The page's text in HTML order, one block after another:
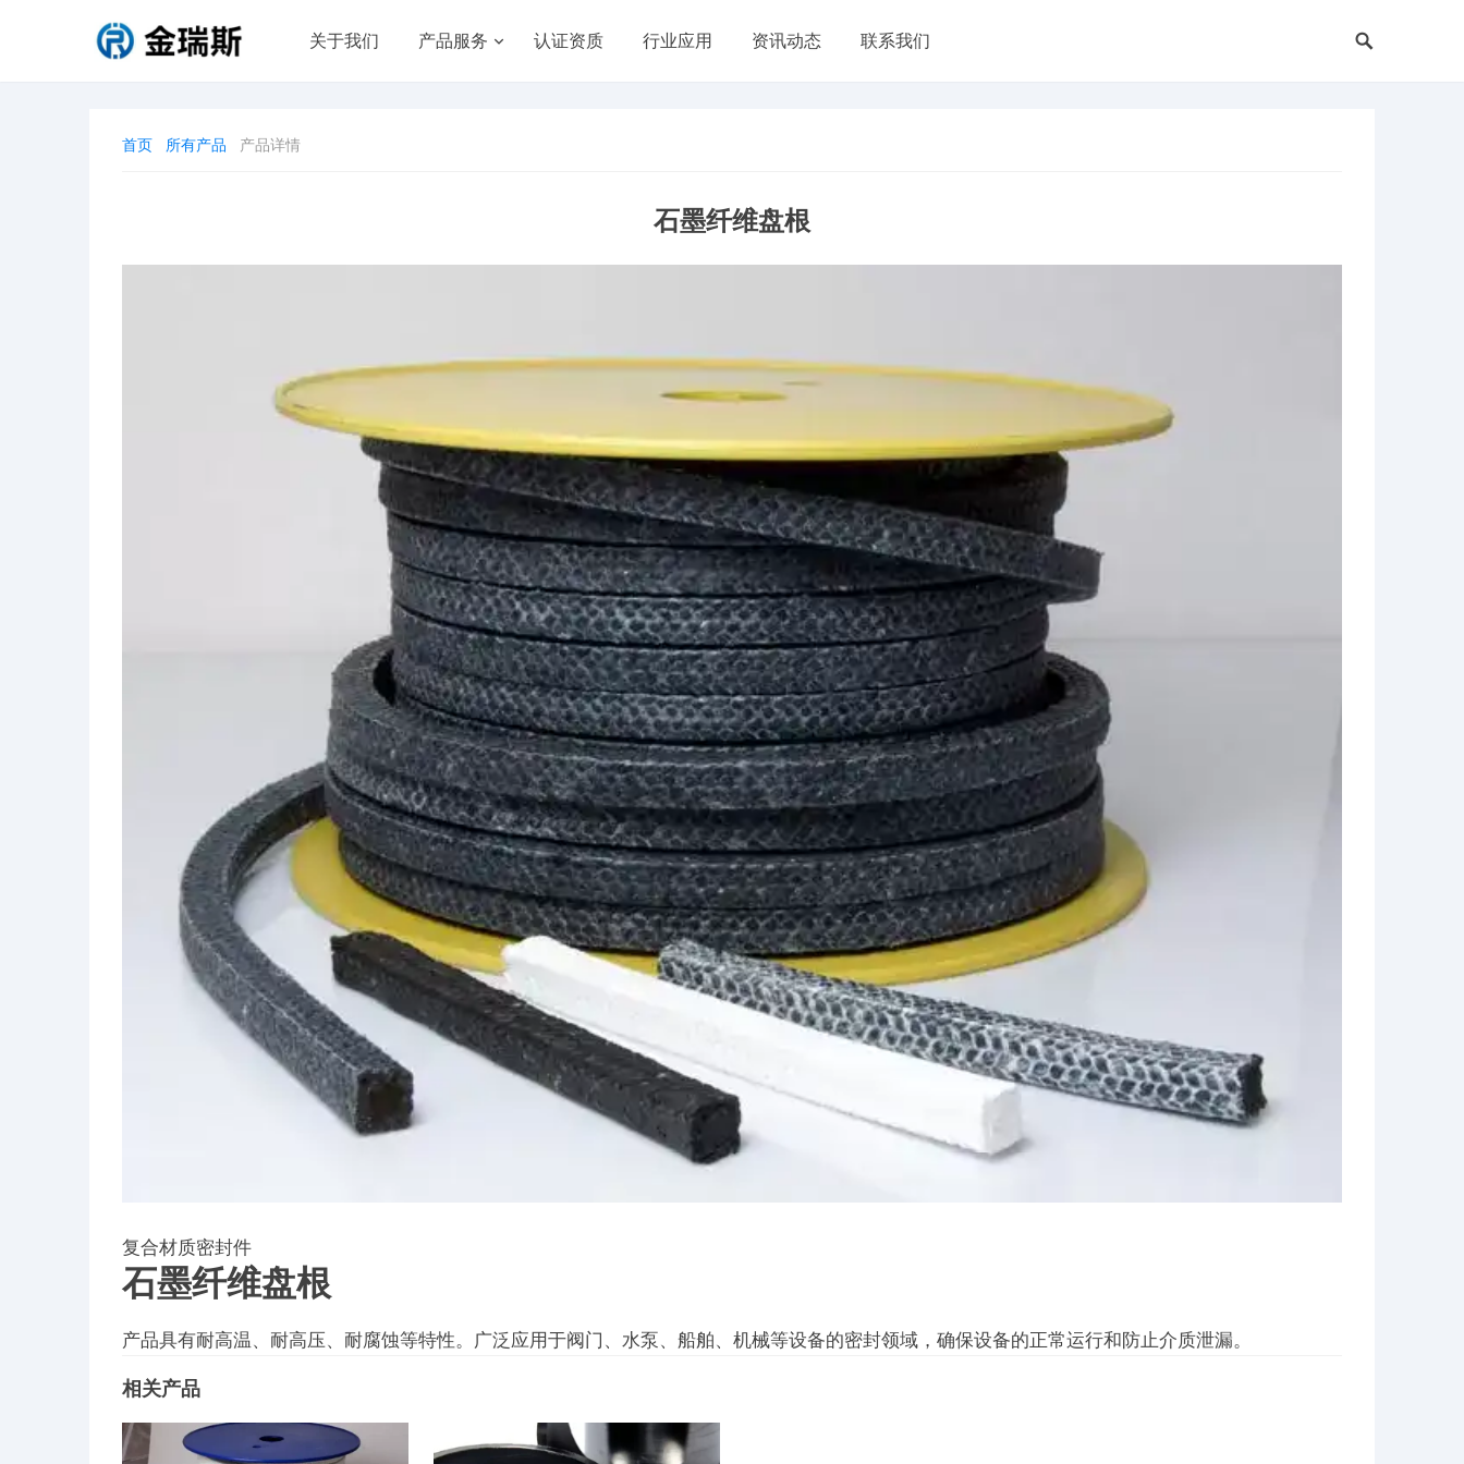
关于我们 产品服务 认证资质 行业应用 资讯动态 联系我们
首页 所有产品 产品详情
石墨纤维盘根
复合材质密封件
石墨纤维盘根
产品具有耐高温、耐高压、耐腐蚀等特性。广泛应用于阀门、水泵、船舶、机械等设备的密封领域，确保设备的正常运行和防止介质泄漏。
相关产品